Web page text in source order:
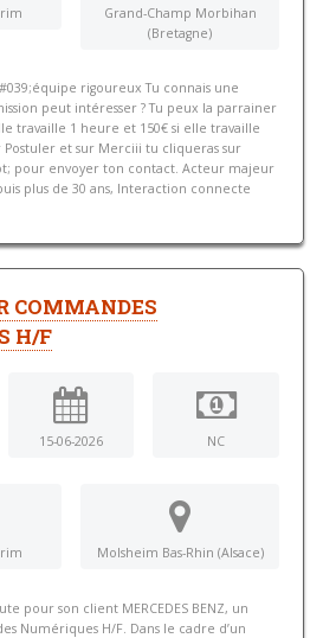
Grand-Champ Morbihan
(Bretagne)
rigoureux Tu connais une
peut intéresser ? Tu peux la parrainer
travaille 1 heure et 150€ si elle travaille
Postuler et sur Merciii tu cliqueras sur
pour envoyer ton contact. Acteur majeur
plus de 30 ans, Interaction connecte
COMMANDES
H/F
15-06-2026 NC
Molsheim Bas-Rhin (Alsace)
pour son client MERCEDES BENZ, un
Numériques H/F. Dans le cadre d’un